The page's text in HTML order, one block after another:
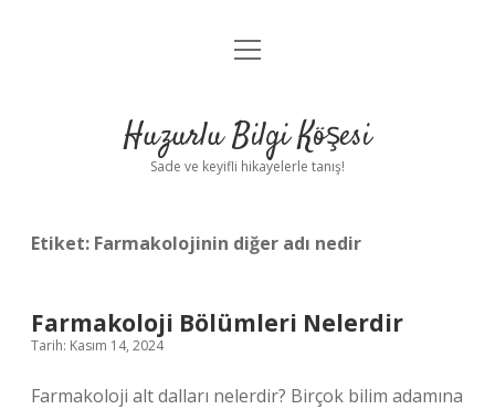
Anasayfa
Yasal Uyarı
menüyü
Huzurlu Bilgi Köşesi
Sade ve keyifli hikayelerle tanış!
Etiket: Farmakolojinin diğer adı nedir
Farmakoloji Bölümleri Nelerdir
Tarih: Kasım 14, 2024
Farmakoloji alt dalları nelerdir? Birçok bilim adamına